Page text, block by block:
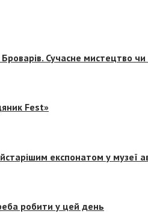
Сучасне мистецтво
Fest»
експонатом у музеї
робити у цей день